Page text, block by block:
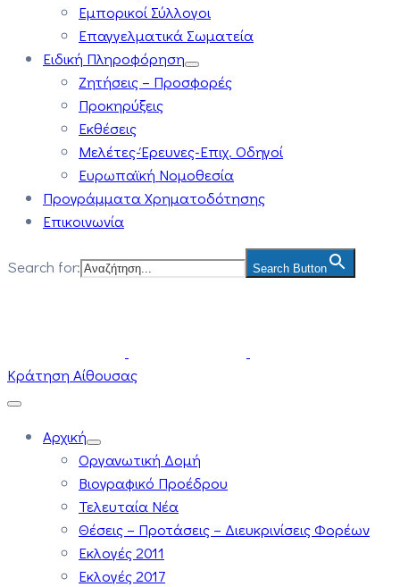
Εμπορικοί Σύλλογοι
Επαγγελματικά Σωματεία
Ειδική Πληροφόρηση
Ζητήσεις – Προσφορές
Προκηρύξεις
Εκθέσεις
Μελέτες-Έρευνες-Επιχ. Οδηγοί
Ευρωπαϊκή Νομοθεσία
Προγράμματα Χρηματοδότησης
Επικοινωνία
Search for: Search Button
Κράτηση Αίθουσας
Αρχική
Οργανωτική Δομή
Βιογραφικό Προέδρου
Τελευταία Νέα
Θέσεις – Προτάσεις – Διευκρινίσεις Φορέων
Εκλογές 2011
Εκλογές 2017